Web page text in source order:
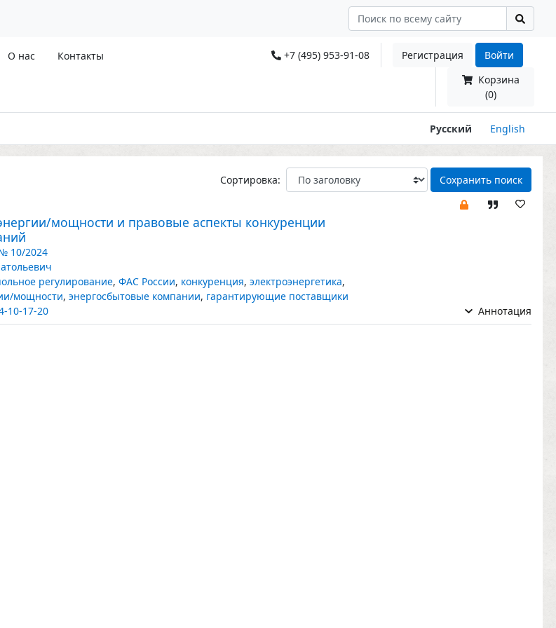
О нас Контакты +7 (495) 953-91-08 Регистрация
Войти
Корзина
(0)
Русский English
Сортировка: Сохранить поиск
мощности и правовые аспекты конкуренции
10/2024
регулирование, ФАС России, конкуренция, электроэнергетика,
мощности, энергосбытовые компании, гарантирующие поставщики
10-17-20 Аннотация